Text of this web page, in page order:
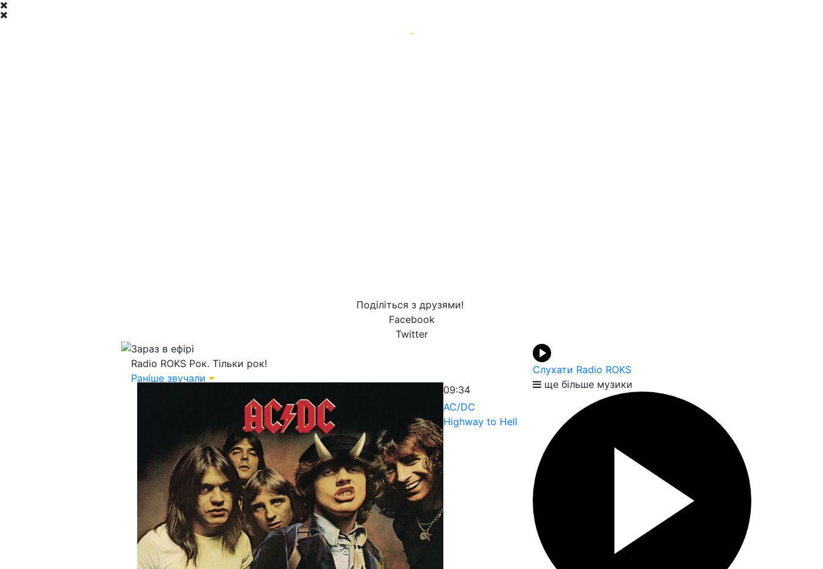
-
Поділіться з друзями!
Facebook
Twitter
Зараз в ефірі
Radio ROKS Рок. Тільки рок!
Раніше звучали
09:34
AC/DC
Highway to Hell
Слухати Radio ROKS
ще більше музики